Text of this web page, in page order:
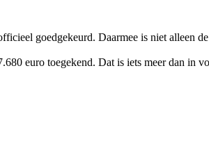
goedgekeurd. Daarmee is niet alleen
euro toegekend. Dat is iets meer dan in